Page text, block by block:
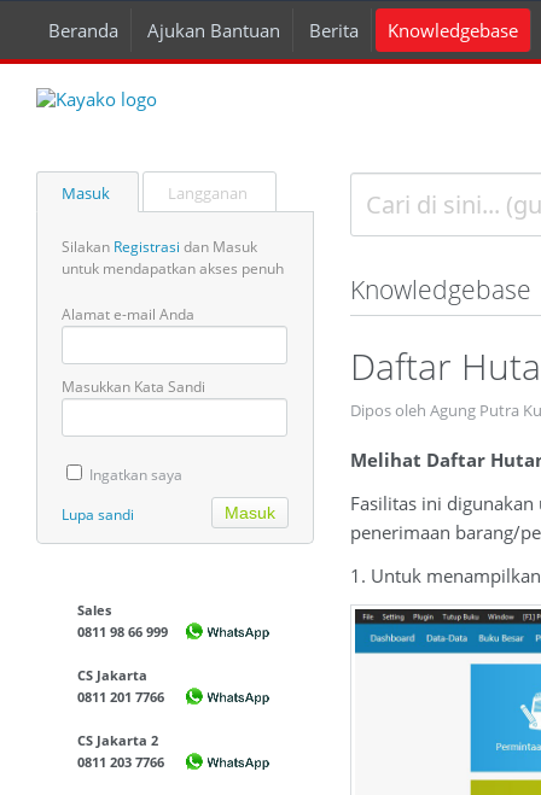
Beranda Ajukan Bantuan Berita Knowledgebase
Masuk Langganan
Silakan Registrasi dan Masuk
untuk mendapatkan akses penuh
Alamat e-mail Anda
Masukkan Kata Sandi
Ingatkan saya
Lupa sandi
Sales
0811 98 66 999
CS Jakarta
0811 201 7766
CS Jakarta 2
0811 203 7766
Knowledgebase
Daftar
Dipos oleh Agung Putra
Melihat Daftar
Fasilitas ini
penerimaan barang/
1. Untuk